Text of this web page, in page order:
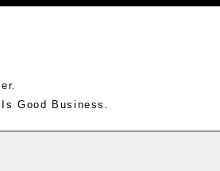
Good Business.